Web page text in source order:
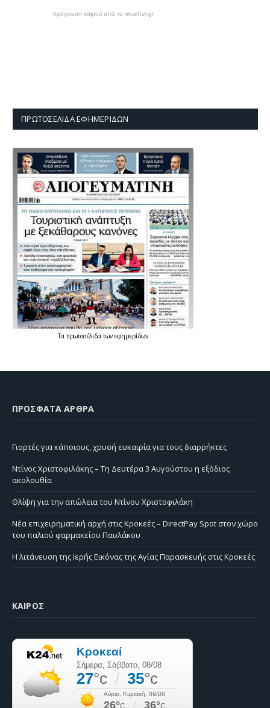
πρόγνωση καιρού από το weather.gr
ΠΡΩΤΟΣΈΛΙΔΑ ΕΦΗΜΕΡΊΔΩΝ
Τα πρωτοσέλιδατων εφημερίδων
ΠΡΌΣΦΑΤΑ ΆΡΘΡΑ
Γιορτές για κάποιους, χρυσή ευκαιρία για τους διαρρήκτες
Ντίνος Χριστοφιλάκης – Τη Δευτέρα 3 Αυγούστου η εξόδιος
ακολουθία
Θλίψη για την απώλεια του Ντίνου Χριστοφιλάκη
Νέα επιχειρηματική αρχή στις Κροκεές – DirectPay Spot στον χώρο
του παλιού φαρμακείου Παυλάκου
Η λιτάνευση της Ιερής Εικόνας της Αγίας Παρασκευής στις Κροκεές
ΚΑΙΡΌΣ